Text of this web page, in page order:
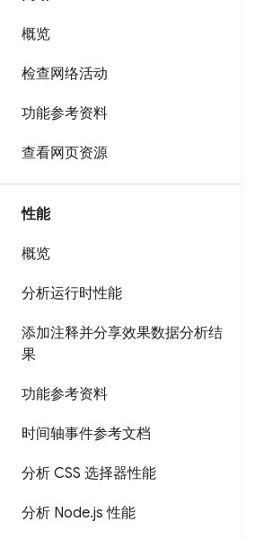
概览
检查网络活动
功能参考资料
查看网页资源
性能
概览
分析运行时性能
添加注释并分享效果数据分析结
果
功能参考资料
时间轴事件参考文档
分析 CSS 选择器性能
分析 Node.js 性能